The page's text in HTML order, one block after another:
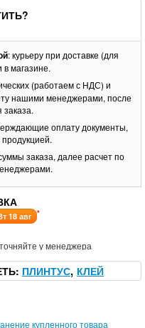
: курьеру при доставке (для
в магазине.
(работаем с НДС) и
нашими менеджерами, после
оплату документы,
заказа, далее расчет по
18 авг *
у менеджера
ПЛИНТУС КЛЕЙ
купленного товара